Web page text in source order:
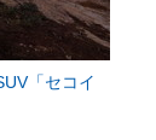
「セコイ